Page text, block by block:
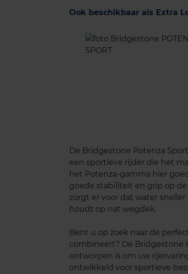
Ook beschikbaar als Extra
De Bridgestone Potenza
een sportieve rijder die het
het Potenza-gamma hier
goede stabiliteit en grip op
zorgt er voor dat water
houdt op nat wegdek.
Bent u op zoek naar de
combineert? De Bridgestone
ontworpen is om uw
ontwikkeld voor sportieve